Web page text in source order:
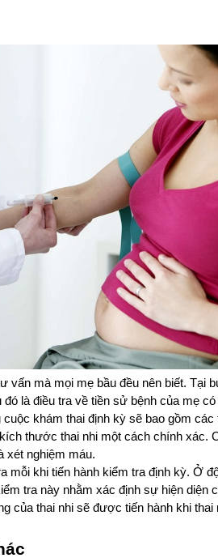
vấn mà mọi mẹ bầu đều nên biết.
là điều tra về tiền sử bệnh của mẹ
khám thai định kỳ sẽ bao gồm
thước thai nhi một cách chính
xét nghiệm máu.
mỗi khi tiến hành kiểm tra định kỳ. Ở
tra này nhằm xác định sự hiện
của thai nhi sẽ được tiến hành khi thai